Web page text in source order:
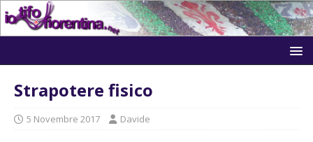
Strapotere fisico
5 Novembre 2017 Davide